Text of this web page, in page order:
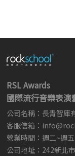
RSL Awards
國際流行音樂表演
公司名稱：長青智庫
客服信箱：
營業時間：週二~週
公司地址：242新北